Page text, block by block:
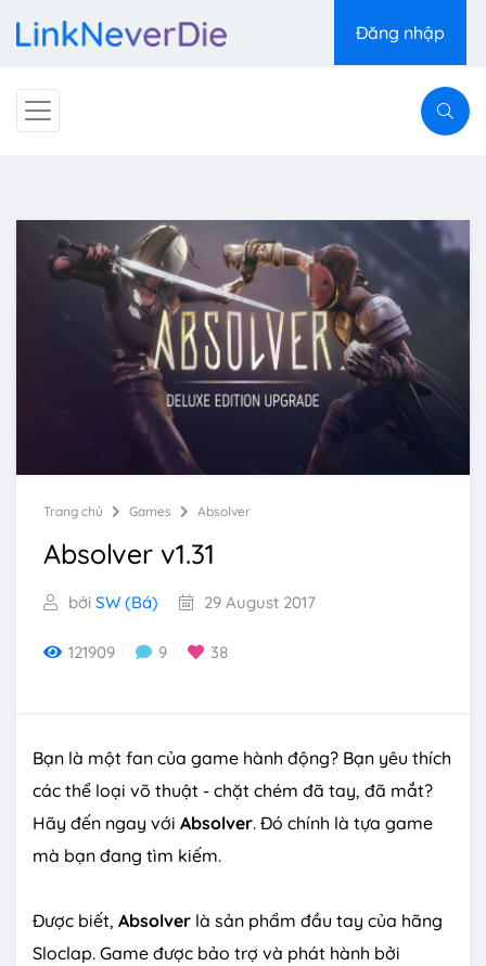
Đăng nhập
Trang chủ Games Absolver
Absolver v1.31
bởi SW (Bá) 29 August 2017
121909 9 38
Bạn là một fan của game hành động? Bạn yêu thích
các thể loại võ thuật - chặt chém đã tay, đã mắt?
Hãy đến ngay với Absolver. Đó chính là tựa game
mà bạn đang tìm kiếm.
Được biết, Absolver là sản phẩm đầu tay của hãng
Sloclap. Game được bảo trợ và phát hành bởi